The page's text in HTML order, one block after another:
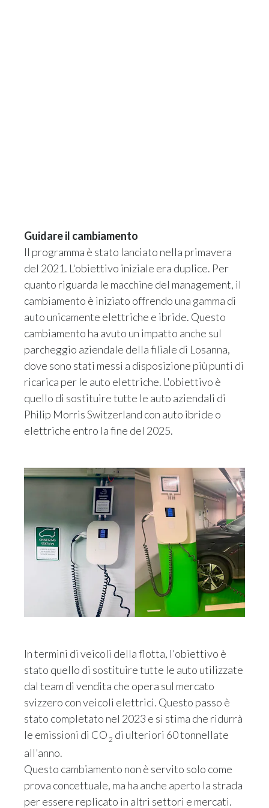
Guidare il cambiamento
Il programma è stato lanciato nella primavera
del 2021. L'obiettivo iniziale era duplice. Per
quanto riguarda le macchine del management, il
cambiamento è iniziato offrendo una gamma di
auto unicamente elettriche e ibride. Questo
cambiamento ha avuto un impatto anche sul
parcheggio aziendale della filiale di Losanna,
dove sono stati messi a disposizione più punti di
ricarica per le auto elettriche. L'obiettivo è
quello di sostituire tutte le auto aziendali di
Philip Morris Switzerland con auto ibride o
elettriche entro la fine del 2025.
In termini di veicoli della flotta, l'obiettivo è
stato quello di sostituire tutte le auto utilizzate
dal team di vendita che opera sul mercato
svizzero con veicoli elettrici. Questo passo è
stato completato nel 2023 e si stima che ridurrà
le emissioni di CO 2 di ulteriori 60 tonnellate
all'anno.
Questo cambiamento non è servito solo come
prova concettuale, ma ha anche aperto la strada
per essere replicato in altri settori e mercati.